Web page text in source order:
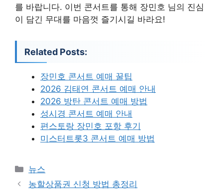
를 바랍니다. 이번 콘서트를 통해 장민호 님의 진심
이 담긴 무대를 마음껏 즐기시길 바라요!
Related Posts:
장민호 콘서트 예매 꿀팁
2026 김태연 콘서트 예매 안내
2026 방탄 콘서트 예매 방법
성시경 콘서트 예매 안내
편스토랑 장민호 포항 후기
미스터트롯3 콘서트 예매 방법
카
테
뉴스
농할상품권 신청 방법 총정리